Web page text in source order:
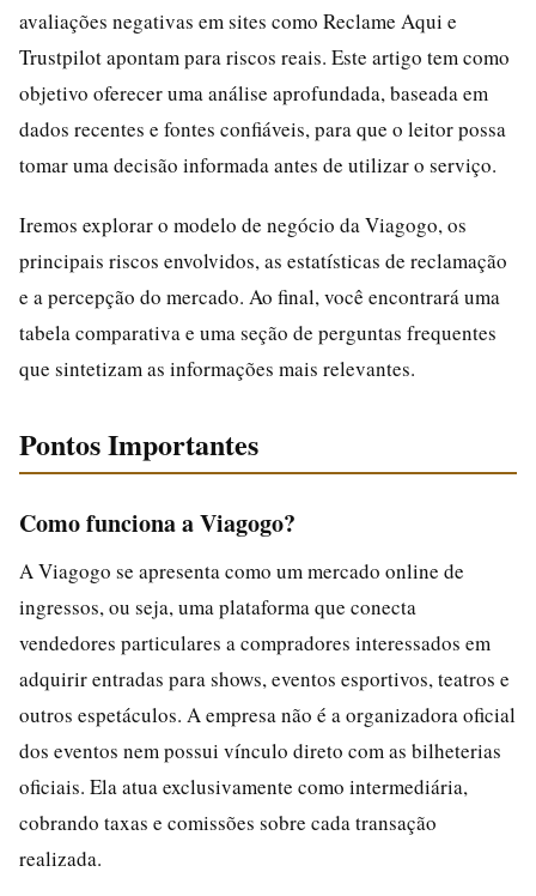
avaliações negativas em sites como Reclame Aqui e
Trustpilot apontam para riscos reais. Este artigo tem como
objetivo oferecer uma análise aprofundada, baseada em
dados recentes e fontes confiáveis, para que o leitor possa
tomar uma decisão informada antes de utilizar o serviço.
Iremos explorar o modelo de negócio da Viagogo, os
principais riscos envolvidos, as estatísticas de reclamação
e a percepção do mercado. Ao final, você encontrará uma
tabela comparativa e uma seção de perguntas frequentes
que sintetizam as informações mais relevantes.
Pontos Importantes
Como funciona a Viagogo?
A Viagogo se apresenta como um mercado online de
ingressos, ou seja, uma plataforma que conecta
vendedores particulares a compradores interessados em
adquirir entradas para shows, eventos esportivos, teatros e
outros espetáculos. A empresa não é a organizadora oficial
dos eventos nem possui vínculo direto com as bilheterias
oficiais. Ela atua exclusivamente como intermediária,
cobrando taxas e comissões sobre cada transação
realizada.